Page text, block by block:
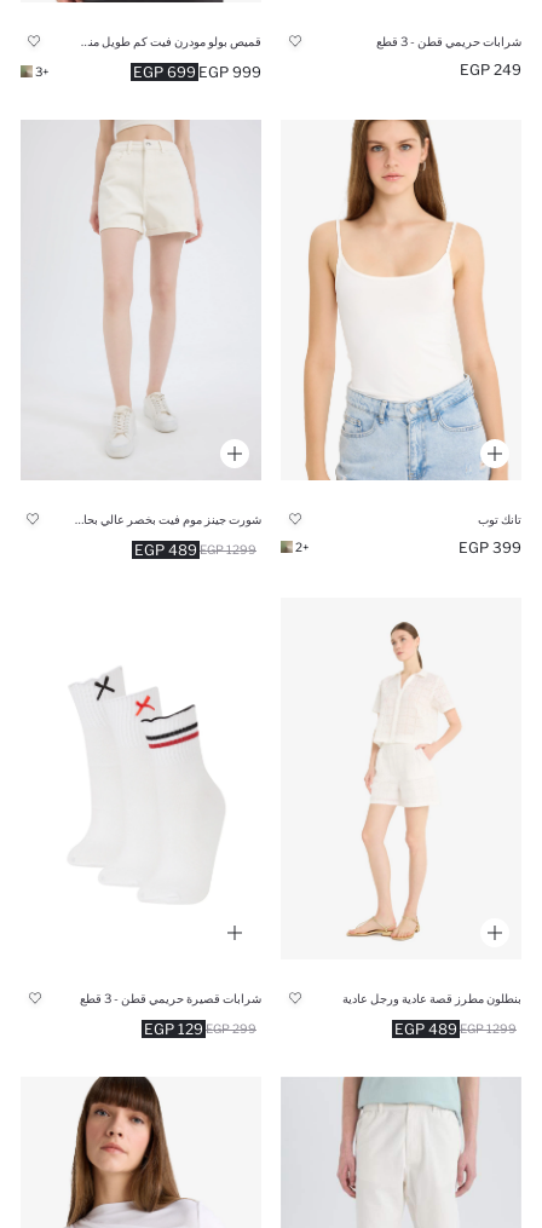
شرابات حريمي قطن - 3 قطع
249 EGP
699 EGP 999 EGP
+3
تانك توب
399 EGP
+2
489 EGP 1299 EGP
بنطلون مطرز قصة عادية ورجل عادية
489 EGP 1299 EGP
شرابات قصيرة حريمي قطن - 3 قطع
129 EGP 299 EGP